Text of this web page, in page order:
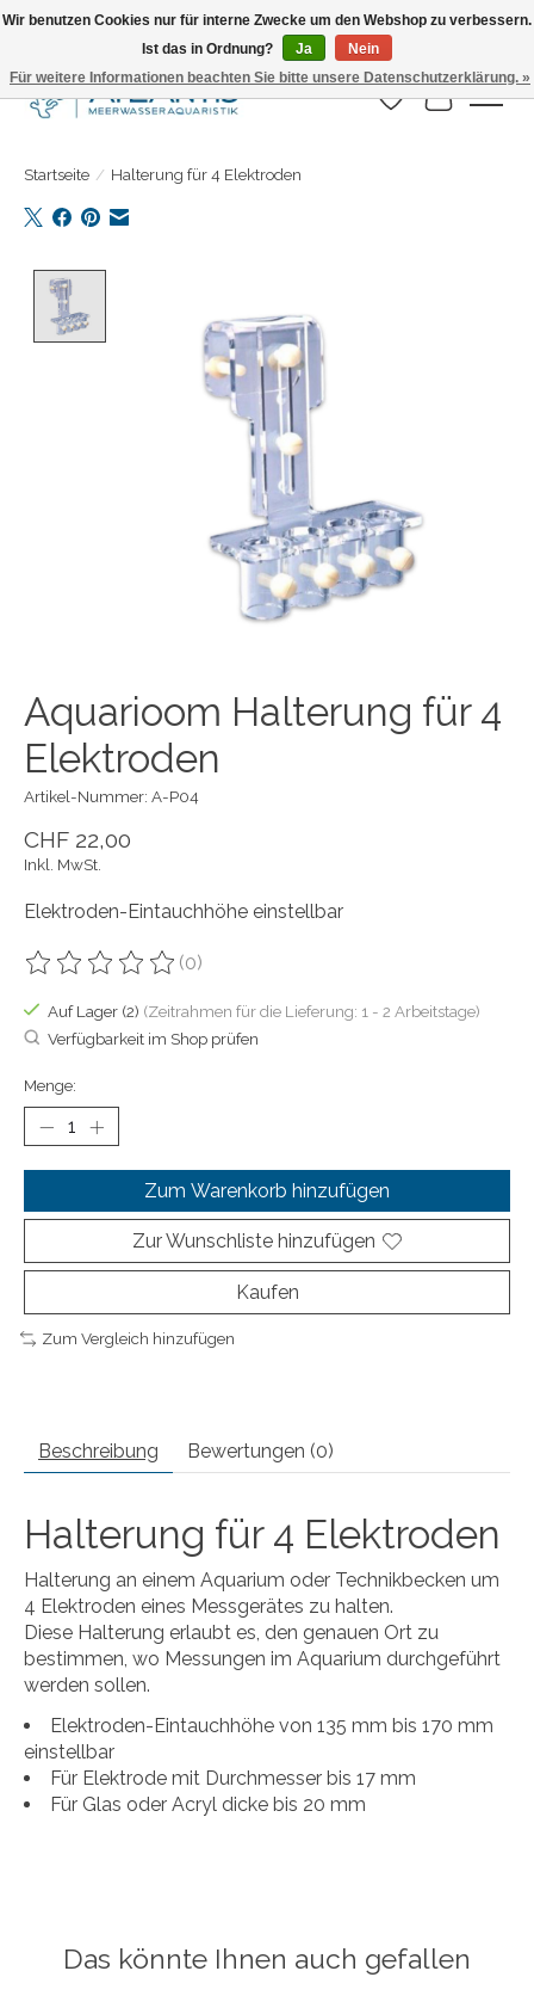
Täglicher Versand. Bestelle bis 15.00 Uhr
Wunschzettel
Ihr
Startseite / Halterung für 4 Elektroden
Aquarioom Halterung für 4
Elektroden
Artikel-Nummer: A-P04
CHF 22,00
Inkl. MwSt.
Elektroden-Eintauchhöhe einstellbar
Die Bewertung dieses Produkts ist
(0)
Auf Lager (2) (Zeitrahmen für die Lieferung: 1 - 2 Arbeitstage)
Verfügbarkeit im Shop prüfen
Menge:
Zum Warenkorb hinzufügen
Zur Wunschliste hinzufügen
Kaufen
Zum Vergleich hinzufügen
Beschreibung Bewertungen (0)
Halterung für 4 Elektroden
Halterung an einem Aquarium oder Technikbecken um
4 Elektroden eines Messgerätes zu halten.
Diese Halterung erlaubt es, den genauen Ort zu
bestimmen, wo Messungen im Aquarium durchgeführt
werden sollen.
Elektroden-Eintauchhöhe von 135 mm bis 170 mm
einstellbar
Für Elektrode mit Durchmesser bis 17 mm
Für Glas oder Acryl dicke bis 20 mm
Das könnte Ihnen auch gefallen
Wir benutzen Cookies nur für interne Zwecke um den Webshop zu verbessern.
Ist das in Ordnung?
Ja
Nein
Für weitere Informationen beachten Sie bitte unsere Datenschutzerklärung. »